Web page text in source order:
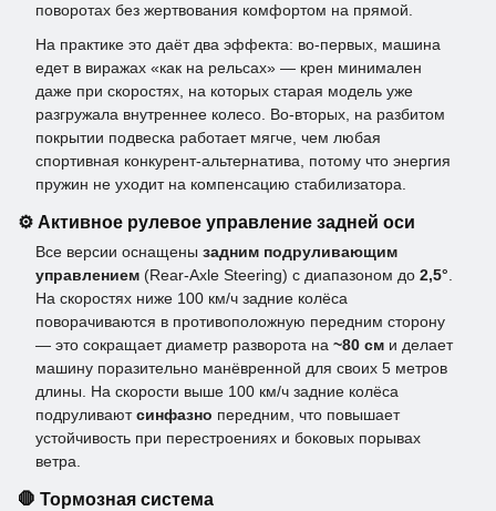
поворотах без жертвования комфортом на прямой.
На практике это даёт два эффекта: во-первых, машина
едет в виражах «как на рельсах» — крен минимален
даже при скоростях, на которых старая модель уже
разгружала внутреннее колесо. Во-вторых, на разбитом
покрытии подвеска работает мягче, чем любая
спортивная конкурент-альтернатива, потому что энергия
пружин не уходит на компенсацию стабилизатора.
⚙️ Активное рулевое управление задней оси
Все версии оснащены задним подруливающим
управлением (Rear-Axle Steering) с диапазоном до 2,5°.
На скоростях ниже 100 км/ч задние колёса
поворачиваются в противоположную передним сторону
— это сокращает диаметр разворота на ~80 см и делает
машину поразительно манёвренной для своих 5 метров
длины. На скорости выше 100 км/ч задние колёса
подруливаютсинфазно передним, что повышает
устойчивость при перестроениях и боковых порывах
ветра.
🛑 Тормозная система